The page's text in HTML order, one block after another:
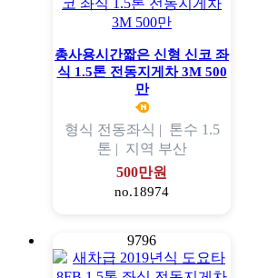
총사용시간짧은 신형 신코 좌
식 1.5톤 전동지게차 3M 500
만
형식 전동좌식 | 톤수 1.5
톤 | 지역 부산
500만원
no.18974
9796